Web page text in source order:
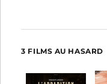
3 FILMS AU HASARD